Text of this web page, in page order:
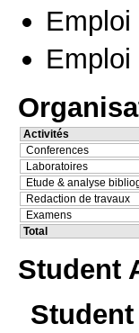
Activités
Conferences
Laboratoires
Etude & analyse
Redaction de travaux
Examens
Total
Student